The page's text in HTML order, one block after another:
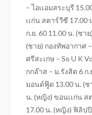
– ไอเเอมสระบุรี
เเก่น สตาร์วีซี
ก.ย. 60 11.00 น. (ชา
(ชาย) กองทัพอากาศ
ศรีสะเกษ – So U K
กกล๊าส – ม.รังสิต 6 ก
มอนด์ฟู๊ด 13.00 น. (ช
น. (หญิง) ขอนเเก่น ส
17.00 น. (หญิง) ฟิลิป